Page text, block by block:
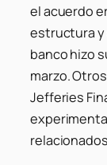
el acuerdo
estructura y
banco hizo
marzo.
Jefferies